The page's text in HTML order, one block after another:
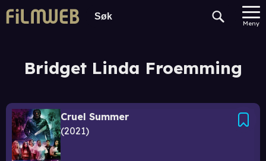
Meny
Bridget Linda Froemming
Cruel Summer
2021